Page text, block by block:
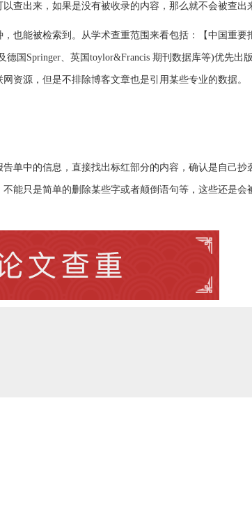
查出来，如果是没有被收录的内容，那么就不会被查出
也能被检索到。从学术查重范围来看包括：【中国重要
国Springer、英国toylor&Francis 期刊数据库等)优先出
资源，但是不排除博客文章也是引用某些专业的数据。
单中的信息，直接找出标红部分的内容，确认是自己抄
能只是简单的删除某些字或者颠倒语句等，这些还是会